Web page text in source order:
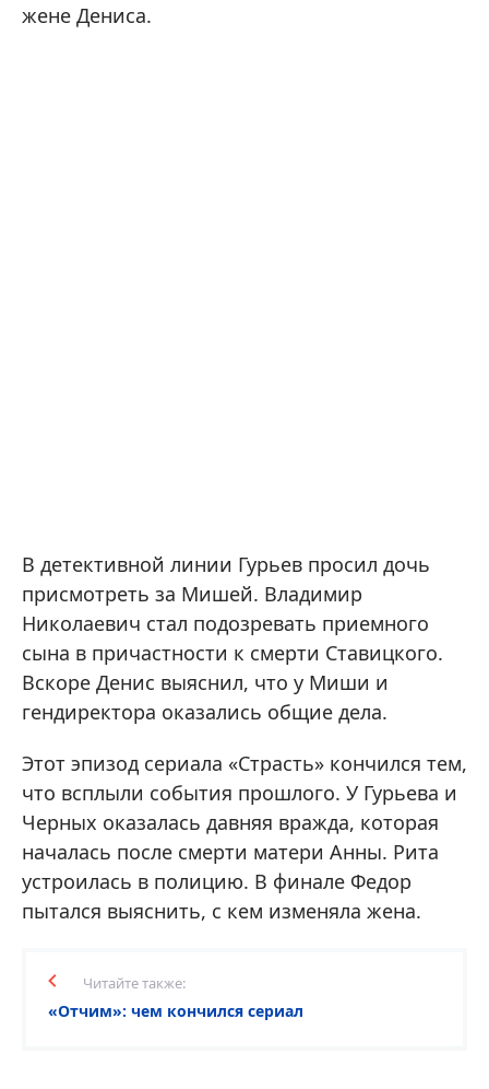
жене Дениса.
В детективной линии Гурьев просил дочь
присмотреть за Мишей. Владимир
Николаевич стал подозревать приемного
сына в причастности к смерти Ставицкого.
Вскоре Денис выяснил, что у Миши и
гендиректора оказались общие дела.
Этот эпизод сериала «Страсть» кончился тем,
что всплыли события прошлого. У Гурьева и
Черных оказалась давняя вражда, которая
началась после смерти матери Анны. Рита
устроилась в полицию. В финале Федор
пытался выяснить, с кем изменяла жена.
Читайте также:
«Отчим»: чем кончился сериал